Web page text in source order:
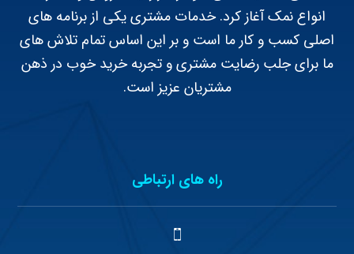
انواع نمک آغاز کرد. خدمات مشتری یکی از برنامه های
اصلی کسب و کار ما است و بر این اساس تمام تلاش های
ما برای جلب رضایت مشتری و تجربه خرید خوب در ذهن
مشتریان عزیز است.
راه های ارتباطی